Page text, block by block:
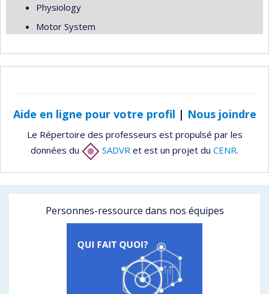
Physiology
Motor System
Aide en ligne pour votre profil | Nous joindre
Le Répertoire des professeurs est propulsé par les
données du
SADVR et est un projet du CENR.
Personnes-ressource dans nos équipes